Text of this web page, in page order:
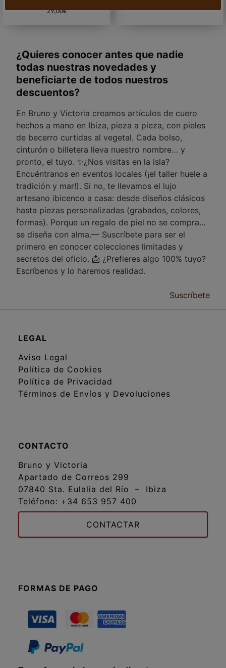
29,00€
¿Quieres conocer antes que nadie
todas nuestras novedades y
beneficiarte de todos nuestros
descuentos?
En Bruno y Victoria creamos artículos de cuero
hechos a mano en Ibiza, pieza a pieza, con pieles
de becerro curtidas al vegetal. Cada bolso,
cinturón o billetera lleva nuestro nombre… y
pronto, el tuyo. ✨¿Nos visitas en la isla?
Encuéntranos en eventos locales (¡el taller huele a
tradición y mar!). Si no, te llevamos el lujo
artesano ibicenco a casa: desde diseños clásicos
hasta piezas personalizadas (grabados, colores,
formas). Porque un regalo de piel no se compra…
se diseña con alma.— Suscríbete para ser el
primero en conocer colecciones limitadas y
secretos del oficio. 📩 ¿Prefieres algo 100% tuyo?
Escríbenos y lo haremos realidad.
Suscríbete
LEGAL
Aviso Legal
Política de Cookies
Política de Privacidad
Términos de Envíos y Devoluciones
CONTACTO
Bruno y Victoria
Apartado de Correos 299
07840 Sta. Eulalia del Río – Ibiza
Teléfono: +34 653 957 400
CONTACTAR
FORMAS DE PAGO